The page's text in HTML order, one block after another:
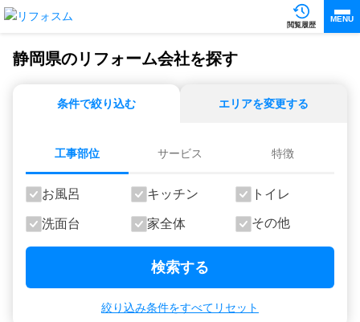
閲覧履歴
MENU
静岡県のリフォーム会社を探す
条件で絞り込む エリアを変更する
工事部位 サービス 特徴
お風呂 キッチン トイレ
洗面台 家全体 その他
検索する
絞り込み条件をすべてリセット